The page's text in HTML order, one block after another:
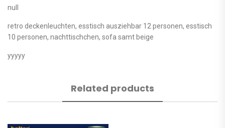
null
retro deckenleuchten, esstisch ausziehbar 12 personen, esstisch
10 personen, nachttischchen, sofa samt beige
yyyyy
Related products